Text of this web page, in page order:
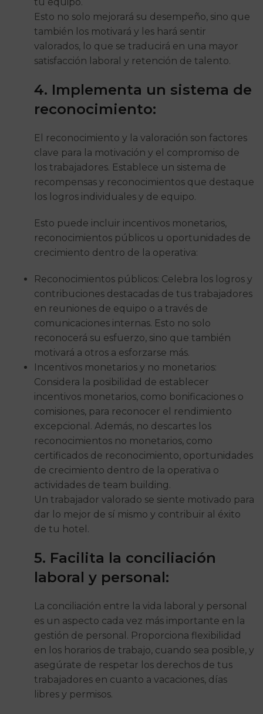
Esto no solo mejorará su desempeño, sino que
también los motivará y les hará sentir
valorados, lo que se traducirá en una mayor
satisfacción laboral y retención de talento.
4. Implementa un sistema de
reconocimiento:
El reconocimiento y la valoración son factores
clave para la motivación y el compromiso de
los trabajadores. Establece un sistema de
recompensas y reconocimientos que destaque
los logros individuales y de equipo.
Esto puede incluir incentivos monetarios,
reconocimientos públicos u oportunidades de
crecimiento dentro de la operativa:
Reconocimientos públicos: Celebra los logros y
contribuciones destacadas de tus trabajadores
en reuniones de equipo o a través de
comunicaciones internas. Esto no solo
reconocerá su esfuerzo, sino que también
motivará a otros a esforzarse más.
Incentivos monetarios y no monetarios:
Considera la posibilidad de establecer
incentivos monetarios, como bonificaciones o
comisiones, para reconocer el rendimiento
excepcional. Además, no descartes los
reconocimientos no monetarios, como
certificados de reconocimiento, oportunidades
de crecimiento dentro de la operativa o
actividades de team building.
Un trabajador valorado se siente motivado para
dar lo mejor de sí mismo y contribuir al éxito
de tu hotel.
5. Facilita la conciliación
laboral y personal:
La conciliación entre la vida laboral y personal
es un aspecto cada vez más importante en la
gestión de personal. Proporciona flexibilidad
en los horarios de trabajo, cuando sea posible, y
asegúrate de respetar los derechos de tus
trabajadores en cuanto a vacaciones, días
libres y permisos.